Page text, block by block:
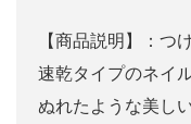
【商品説明】：つ
速乾タイプのネイ
ぬれたような美し